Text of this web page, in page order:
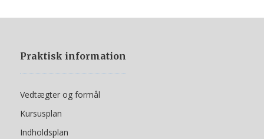
Praktisk information
Vedtægter og formål
Kursusplan
Indholdsplan